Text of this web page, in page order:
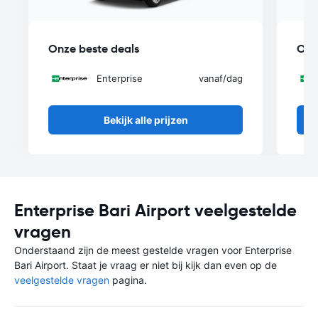
Onze beste deals
Enterprise vanaf/dag
Bekijk alle prijzen
Enterprise Bari Airport veelgestelde
vragen
Onderstaand zijn de meest gestelde vragen voor Enterprise
Bari Airport. Staat je vraag er niet bij kijk dan even op de
veelgestelde vragen pagina.